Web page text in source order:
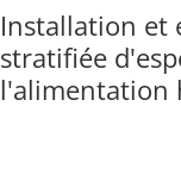
Installation et
stratifiée
l'alimentation